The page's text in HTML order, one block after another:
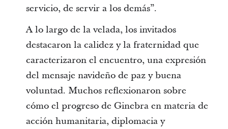
servicio, de servir a los demás”.
A lo largo de la velada, los invitados
destacaron la calidez y la fraternidad que
caracterizaron el encuentro, una expresión
del mensaje navideño de paz y buena
voluntad. Muchos reflexionaron sobre
cómo el progreso de Ginebra en materia de
acción humanitaria, diplomacia y